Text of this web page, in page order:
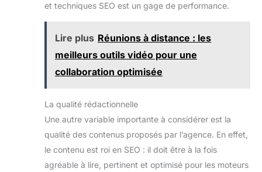
et techniques SEO est un gage de performance.
Lire plus Réunions à distance : les
meilleurs outils vidéo pour une
collaboration optimisée
La qualité rédactionnelle
Une autre variable importante à considérer est la
qualité des contenus proposés par l’agence. En effet,
le contenu est roi en SEO : il doit être à la fois
agréable à lire, pertinent et optimisé pour les moteurs